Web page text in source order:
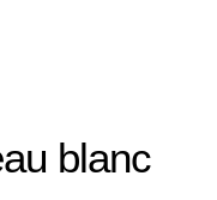
blanc